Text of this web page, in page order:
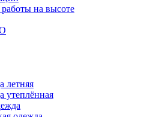
на высоте
летняя
утеплённая